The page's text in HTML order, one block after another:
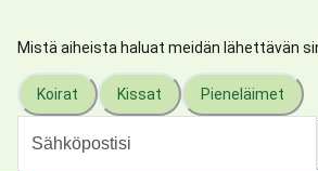
Mistä aiheista haluat meidän lähettävän
Koirat Kissat Pieneläimet